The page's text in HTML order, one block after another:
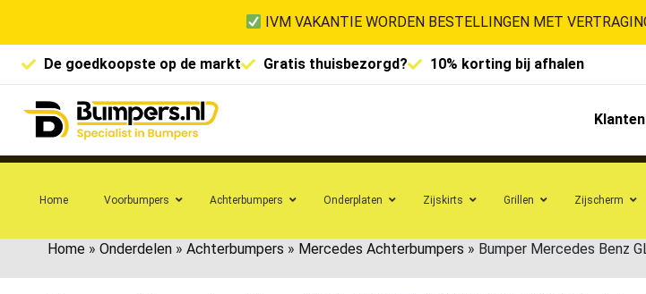
IVM VAKANTIE WORDEN BESTELLINGEN MET
De goedkoopste op de markt Gratis thuisbezorgd? 10% korting bij afhalen
Home Voorbumpers Achterbumpers Onderplaten Zijskirts Grillen Zijscherm
Home » Onderdelen » Achterbumpers » Mercedes Achterbumpers » Bumper Mercedes Benz